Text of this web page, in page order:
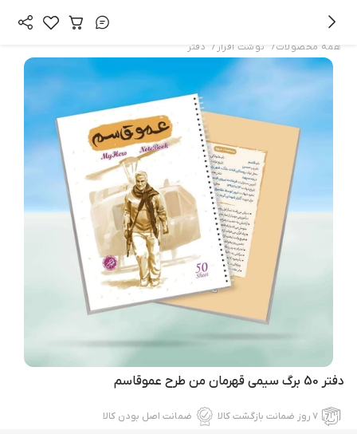
همه محصولات/ نوشت افزار / دفتر
دفتر 50 برگ سیمی قهرمان من طرح عموقاسم
۷ روز ضمانت بازگشت کالا ضمانت اصل بودن کالا